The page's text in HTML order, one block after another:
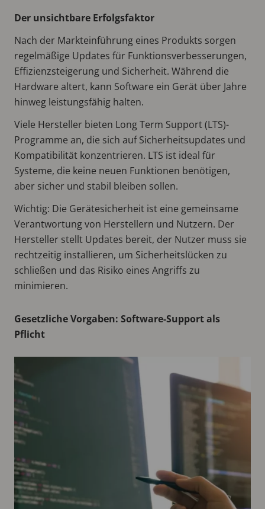
Der unsichtbare Erfolgsfaktor
Nach der Markteinführung eines Produkts sorgen
regelmäßige Updates für Funktionsverbesserungen,
Effizienzsteigerung und Sicherheit. Während die
Hardware altert, kann Software ein Gerät über Jahre
hinweg leistungsfähig halten.
Viele Hersteller bieten Long Term Support (LTS)-
Programme an, die sich auf Sicherheitsupdates und
Kompatibilität konzentrieren. LTS ist ideal für
Systeme, die keine neuen Funktionen benötigen,
aber sicher und stabil bleiben sollen.
Wichtig: Die Gerätesicherheit ist eine gemeinsame
Verantwortung von Herstellern und Nutzern. Der
Hersteller stellt Updates bereit, der Nutzer muss sie
rechtzeitig installieren, um Sicherheitslücken zu
schließen und das Risiko eines Angriffs zu
minimieren.
Gesetzliche Vorgaben: Software-Support als
Pflicht